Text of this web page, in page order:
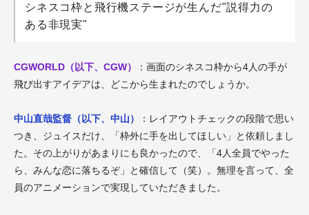
シネスコ枠と飛行機ステージが生んだ"説得力の
ある非現実"
CGWORLD（以下、CGW）
：画面のシネスコ枠から4人の手が
飛び出すアイデアは、どこから生まれたのでしょうか。
中山直哉監督（以下、中山）
：レイアウトチェックの段階で思い
つき、ジュイスだけ、「枠外に手を出してほしい」と依頼しまし
た。その上がりがあまりにも良かったので、「4人全員でやった
ら、みんな恋に落ちるぞ」と確信して（笑）。無理を言って、全
員のアニメーションで実現していただきました。